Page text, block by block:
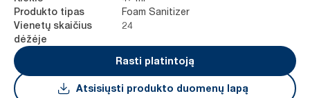
Produkto tipas Foam Sanitizer
Vienetų skaičius
dėžėje
24
Rasti platintoją
Atsisiųsti produkto duomenų lapą